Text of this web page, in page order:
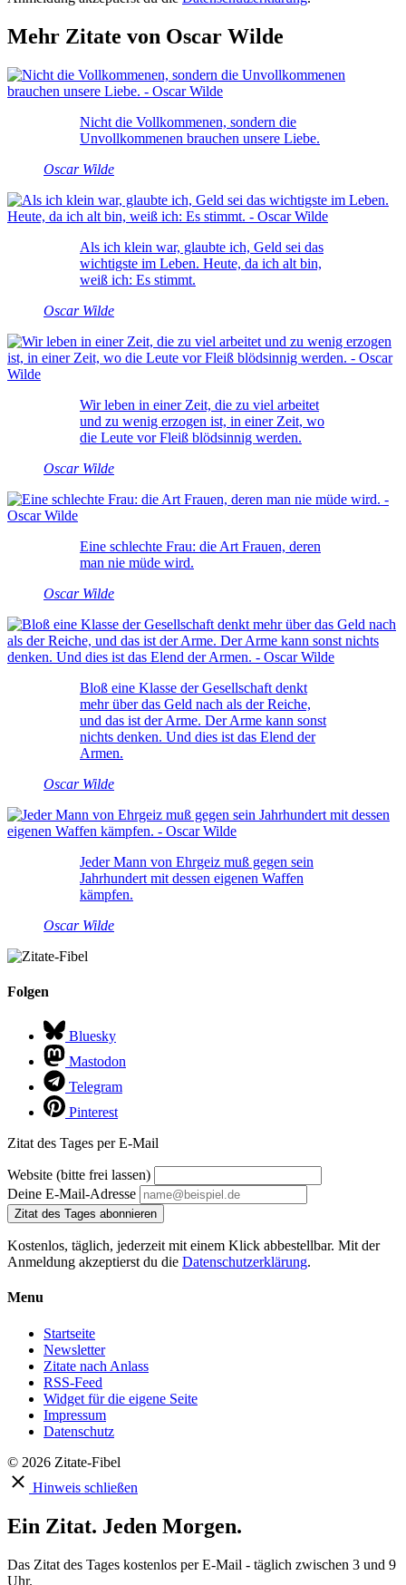
Mehr Zitate von Oscar Wilde
Nicht die Vollkommenen, sondern die
Unvollkommenen brauchen unsere Liebe.
Oscar Wilde
Als ich klein war, glaubte ich, Geld sei das
wichtigste im Leben. Heute, da ich alt bin,
weiß ich: Es stimmt.
Oscar Wilde
Wir leben in einer Zeit, die zu viel arbeitet
und zu wenig erzogen ist, in einer Zeit, wo
die Leute vor Fleiß blödsinnig werden.
Oscar Wilde
Eine schlechte Frau: die Art Frauen, deren
man nie müde wird.
Oscar Wilde
Bloß eine Klasse der Gesellschaft denkt
mehr über das Geld nach als der Reiche,
und das ist der Arme. Der Arme kann sonst
nichts denken. Und dies ist das Elend der
Armen.
Oscar Wilde
Jeder Mann von Ehrgeiz muß gegen sein
Jahrhundert mit dessen eigenen Waffen
kämpfen.
Oscar Wilde
Folgen
Bluesky
Mastodon
Telegram
Pinterest
Zitat des Tages per E-Mail
Website (bitte frei lassen)
Deine E-Mail-Adresse
Zitat des Tages abonnieren
Kostenlos, täglich, jederzeit mit einem Klick abbestellbar. Mit der
Anmeldung akzeptierst du die Datenschutzerklärung.
Menu
Startseite
Newsletter
Zitate nach Anlass
RSS-Feed
Widget für die eigene Seite
Impressum
Datenschutz
© 2026 Zitate-Fibel
Hinweis schließen
Ein Zitat. Jeden Morgen.
Das Zitat des Tages kostenlos per E-Mail - täglich zwischen 3 und 9
Uhr.